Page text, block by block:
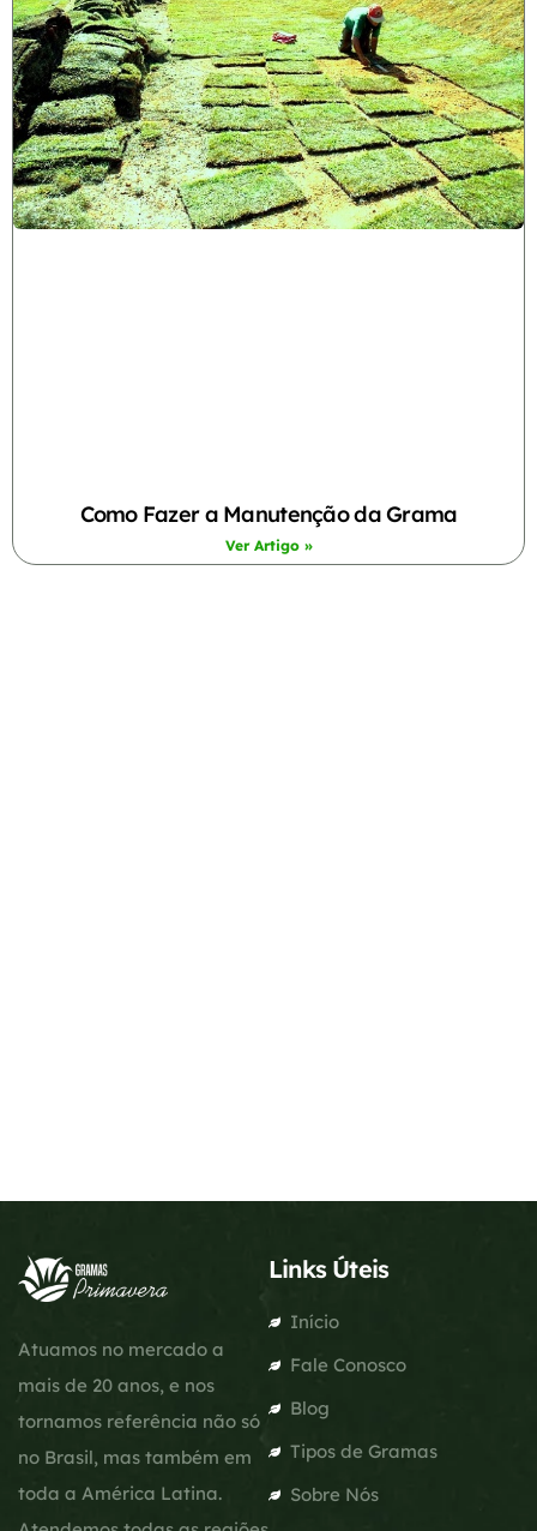
Como Fazer a Manutenção da Grama
Ver Artigo »
Atuamos no mercado a
mais de 20 anos, e nos
tornamos referência não só
no Brasil, mas também em
toda a América Latina.
Links Úteis
Início
Fale Conosco
Blog
Tipos de Gramas
Sobre Nós